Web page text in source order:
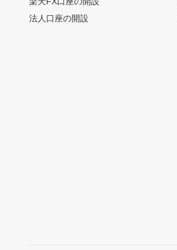
法人口座の開設